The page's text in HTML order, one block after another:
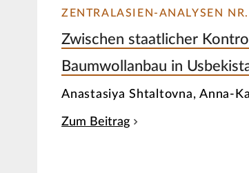
ZENTRALASIEN-ANALYSEN
Zwischen staatlicher
Baumwollanbau in
Anastasiya Shtaltovna, Anna-
Zum Beitrag